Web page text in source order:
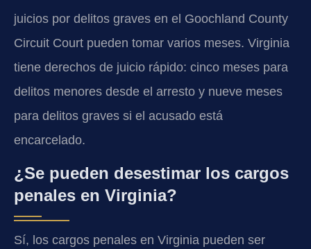
juicios por delitos graves en el Goochland County
Circuit Court pueden tomar varios meses. Virginia
tiene derechos de juicio rápido: cinco meses para
delitos menores desde el arresto y nueve meses
para delitos graves si el acusado está
encarcelado.
¿Se pueden desestimar los cargos
penales en Virginia?
Sí, los cargos penales en Virginia pueden ser